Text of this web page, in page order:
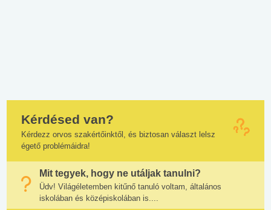
Kérdésed van?
Kérdezz orvos szakértőinktől, és biztosan választ lelsz
égető problémáidra!
Mit tegyek, hogy ne utáljak tanulni?
Üdv! Világéletemben kitűnő tanuló voltam, általános
iskolában és középiskolában is....